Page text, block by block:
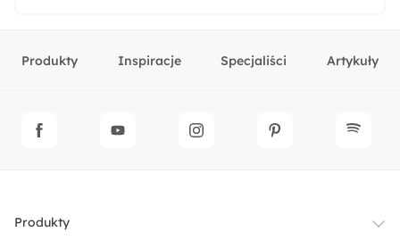
Produkty Inspiracje Specjaliści Artykuły
Produkty